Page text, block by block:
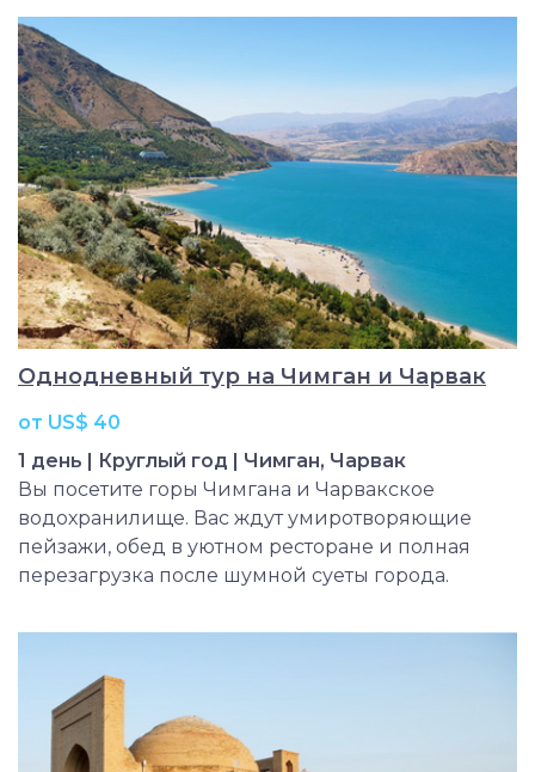
Однодневный тур на Чимган и Чарвак
от US$ 40
1 день | Круглый год | Чимган, Чарвак
Вы посетите горы Чимгана и Чарвакское
водохранилище. Вас ждут умиротворяющие
пейзажи, обед в уютном ресторане и полная
перезагрузка после шумной суеты города.